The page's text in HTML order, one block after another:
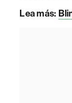
Lea más: